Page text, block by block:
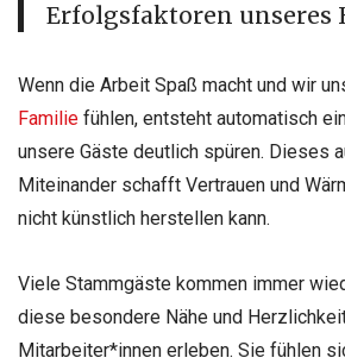
Erfolgsfaktoren unseres
Wenn die Arbeit Spaß macht und wir
Familie fühlen, entsteht automatisch
unsere Gäste deutlich spüren. Dieses
Miteinander schafft Vertrauen und
nicht künstlich herstellen kann.
Viele Stammgäste kommen immer
diese besondere Nähe und
Mitarbeiter*innen erleben. Sie fühlen